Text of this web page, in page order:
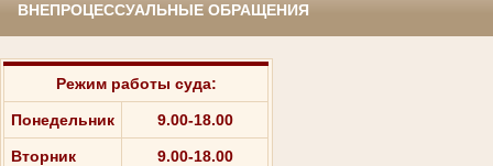
ВНЕПРОЦЕССУАЛЬНЫЕ ОБРАЩЕНИЯ
Режим работы суда:
Понедельник 9.00-18.00
Вторник 9.00-18.00